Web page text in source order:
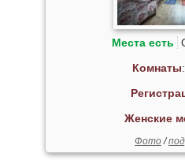
Места есть
Комнаты
Женские
Фото/